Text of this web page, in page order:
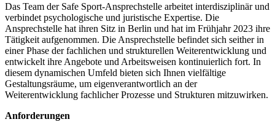
Das Team der Safe Sport-Ansprechstelle arbeitet interdisziplinär und
verbindet psychologische und juristische Expertise. Die
Ansprechstelle hat ihren Sitz in Berlin und hat im Frühjahr 2023 ihre
Tätigkeit aufgenommen. Die Ansprechstelle befindet sich seither in
einer Phase der fachlichen und strukturellen Weiterentwicklung und
entwickelt ihre Angebote und Arbeitsweisen kontinuierlich fort. In
diesem dynamischen Umfeld bieten sich Ihnen vielfältige
Gestaltungsräume, um eigenverantwortlich an der
Weiterentwicklung fachlicher Prozesse und Strukturen mitzuwirken.
Anforderungen